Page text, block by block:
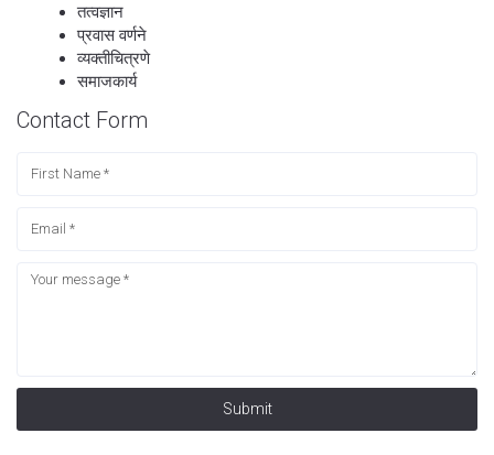
तत्वज्ञान
प्रवास वर्णने
व्यक्तीचित्रणे
समाजकार्य
Contact Form
Submit